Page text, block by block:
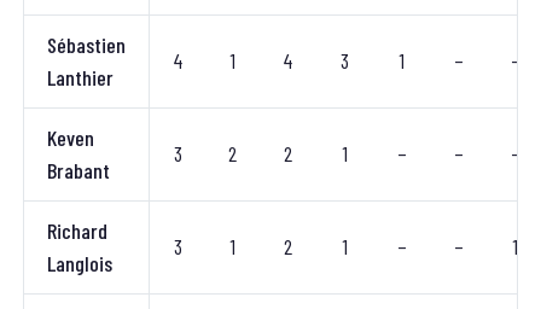
Sébastien
Lanthier
4 1 4 3 1 – –
Keven
Brabant
3 2 2 1 – – –
Richard
Langlois
3 1 2 1 – – 1